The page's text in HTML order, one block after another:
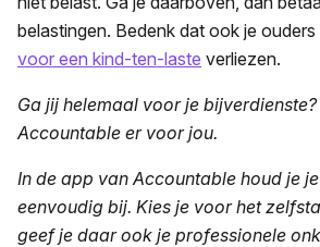
belastingen. Bedenk dat ook je ouders
voor een kind-ten-laste verliezen.
Ga jij helemaal voor je bijverdienste?
Accountable er voor jou.
In de app van Accountable houd je
eenvoudig bij. Kies je voor het
geef je daar ook je professionele